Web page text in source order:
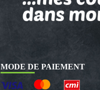
MODE DE PAIEMENT